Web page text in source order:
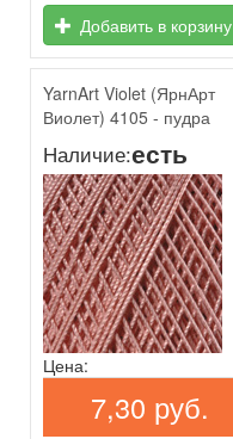
Добавить в корзину
YarnArt Violet (ЯрнАрт
Виолет) 4105 - пудра
Наличие:есть
Цена:
7,30 руб.